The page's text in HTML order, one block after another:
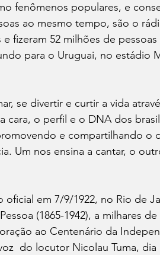
fenômenos populares, e
ao mesmo tempo, são o
fizeram 52 milhões de
para o Uruguai, no estádio
se divertir e curtir a vida
cara, o perfil e o DNA dos
e compartilhando o
Um nos ensina a cantar, o
oficial em 7/9/1922, no Rio de
(1865-1942), a milhares de
ao Centenário da
do locutor Nicolau Tuma, dia